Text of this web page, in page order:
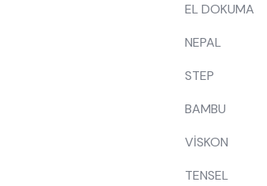
EL DOKUMA
NEPAL
STEP
BAMBU
VİSKON
TENSEL